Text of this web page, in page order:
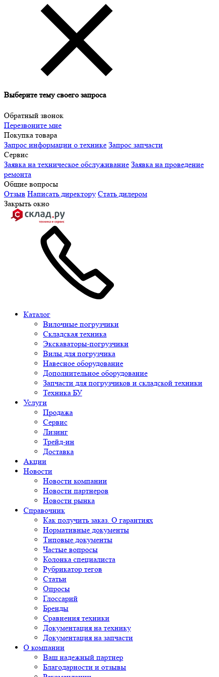
Выберите тему своего запроса
Обратный звонок
Перезвоните мне
Покупка товара
Запрос информации о технике Запрос запчасти
Сервис
Заявка на техническое обслуживание Заявка на проведение
ремонта
Общие вопросы
Отзыв Написать директору Стать дилером
Закрыть окно
Каталог
Вилочные погрузчики
Складская техника
Экскаваторы-погрузчики
Вилы для погрузчика
Навесное оборудование
Дополнительное оборудование
Запчасти для погрузчиков и складской техники
Техника БУ
Услуги
Продажа
Сервис
Лизинг
Трейд-ин
Доставка
Акции
Новости
Новости компании
Новости партнеров
Новости рынка
Справочник
Как получить заказ. О гарантиях
Нормативные документы
Типовые документы
Частые вопросы
Колонка специалиста
Рубрикатор тегов
Статьи
Опросы
Глоссарий
Бренды
Сравнения техники
Документация на технику
Документация на запчасти
О компании
Ваш надежный партнер
Благодарности и отзывы